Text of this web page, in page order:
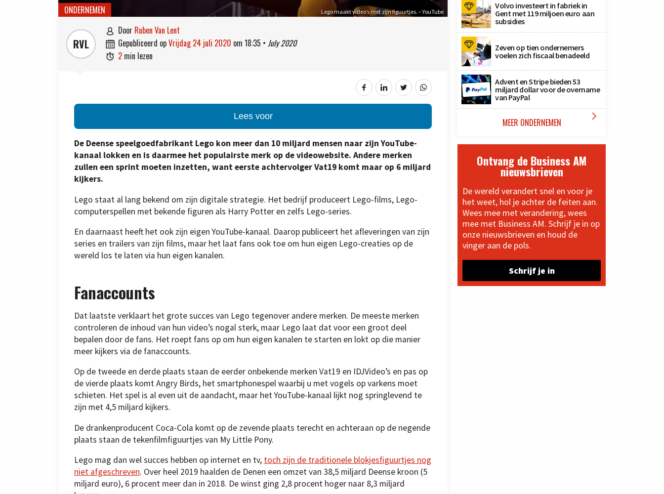
Lego maakt video’s met zijn figuurtjes. – YouTube
ONDERNEMEN
RVL
 door Ruben Van Lent
 gepubliceerd op vrijdag 24 juli 2020 om 18:35 • July 2020
 2 min lezen
Lees voor
De Deense speelgoedfabrikant Lego kon meer dan 10 miljard mensen naar zijn YouTube-
kanaal lokken en is daarmee het populairste merk op de videowebsite. Andere merken
zullen een sprint moeten inzetten, want eerste achtervolger Vat19 komt maar op 6 miljard
kijkers.
Lego staat al lang bekend om zijn digitale strategie. Het bedrijf produceert Lego-films, Lego-
computerspellen met bekende figuren als Harry Potter en zelfs Lego-series.
En daarnaast heeft het ook zijn eigen YouTube-kanaal. Daarop publiceert het afleveringen van zijn
series en trailers van zijn films, maar het laat fans ook toe om hun eigen Lego-creaties op de
wereld los te laten via hun eigen kanalen.
Fanaccounts
Dat laatste verklaart het grote succes van Lego tegenover andere merken. De meeste merken
controleren de inhoud van hun video’s nogal sterk, maar Lego laat dat voor een groot deel
bepalen door de fans. Het roept fans op om hun eigen kanalen te starten en lokt op die manier
meer kijkers via de fanaccounts.
Op de tweede en derde plaats staan de eerder onbekende merken Vat19 en IDJVideo’s en pas op
de vierde plaats komt Angry Birds, het smartphonespel waarbij u met vogels op varkens moet
schieten. Het spel is al even uit de aandacht, maar het YouTube-kanaal lijkt nog springlevend te
zijn met 4,5 miljard kijkers.
De drankenproducent Coca-Cola komt op de zevende plaats terecht en achteraan op de negende
plaats staan de tekenfilmfiguurtjes van My Little Pony.
Lego mag dan wel succes hebben op internet en tv, toch zijn de traditionele blokjesfiguurtjes nog
niet afgeschreven. Over heel 2019 haalden de Denen een omzet van 38,5 miljard Deense kroon (5
miljard euro), 6 procent meer dan in 2018. De winst ging 2,8 procent hoger naar 8,3 miljard
Volvo investeert in fabriek in
Gent met 119 miljoen euro aan
subsidies
Zeven op tien ondernemers
voelen zich fiscaal benadeeld
Advent en Stripe bieden 53
miljard dollar voor de overname
van PayPal
MEER ONDERNEMEN 
Ontvang de Business AM
nieuwsbrieven
De wereld verandert snel en voor je
het weet, hol je achter de feiten aan.
Wees mee met verandering, wees
mee met Business AM. Schrijf je in op
onze nieuwsbrieven en houd de
vinger aan de pols.
Schrijf je in